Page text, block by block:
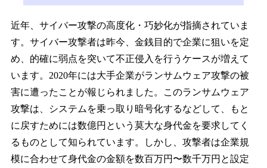
近年、サイバー攻撃の高度化・巧妙化が指摘されていま
す。サイバー攻撃者は昨今、金銭目的で企業に狙いを定
め、的確に弱点を突いて不正侵入を行うケースが増えて
います。2020年には大手企業がランサムウェア攻撃の被
害に遭ったことが報じられました。このランサムウェア
攻撃は、システムを乗っ取り暗号化するなどして、もと
に戻すためには数億円という莫大な身代金を要求してく
るものとして知られています。しかし、攻撃者は企業規
模に合わせて身代金の金額を数百万円〜数千万円と設定